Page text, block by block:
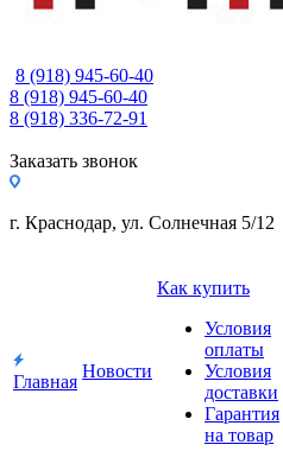
8 (918) 945-60-40
8 (918) 945-60-40
8 (918) 336-72-91
Заказать звонок
г. Краснодар, ул. Солнечная 5/12
Главная
Новости
Как купить
Условия
оплаты
Условия
доставки
Гарантия
на товар